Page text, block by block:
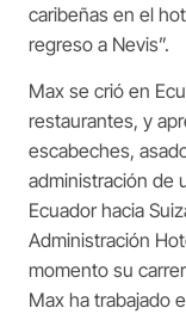
caribeñas en el
regreso a Nevis”.
Max se crió en
restaurantes, y
escabeches,
administración de
Ecuador hacia
Administración
momento su
Max ha trabajado